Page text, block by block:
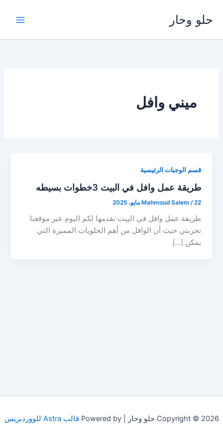
المحتوى
حلو وحار
ميني وافل
قسم الوجبات الرئيسية
طريقة عمل وافل في البيت 3خطوات بسيطه
Mahmoud Salem /22 مايو، 2025
طريقة عمل وافل في البيت نقدمها لكم اليوم عبر موقعنا
تجربتي حيث أن الوافل من أهم الحلويات المميزة التي
يمكن […]
Copyright © 2026 حلو وحار | Powered by قالب Astra للووردبريس